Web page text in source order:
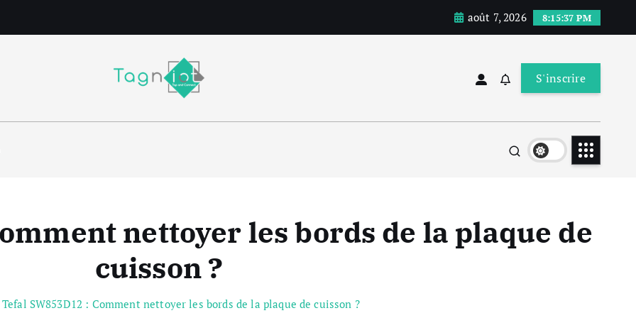
août 7, 2026 8:15:38 PM
S'inscrire
nettoyer les bords de la plaque de
cuisson ?
Tefal SW853D12 : Comment nettoyer les bords de la plaque de cuisson ?